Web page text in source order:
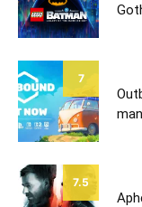
7
7.5